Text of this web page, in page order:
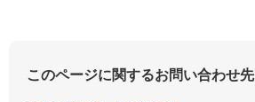
このページに関するお問い合わせ先